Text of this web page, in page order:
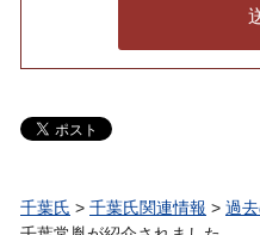
千葉氏 > 千葉氏関連情報 > 過